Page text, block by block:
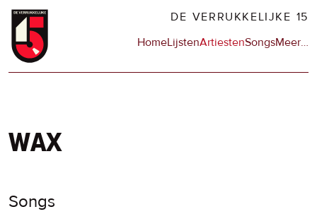
Overslaan
naar
DE VERRUKKELIJKE 15
Hoofdnavigatie
HomeLijstenArtiestenSongsMeerop
…
wax
Songs